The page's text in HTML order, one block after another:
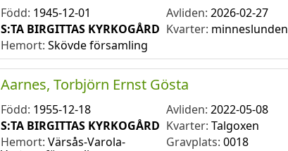
Född: 1945-12-01 Avliden:2026-02-27
S:TA BIRGITTAS KYRKOGÅRD Kvarter: minneslunden
Hemort: Skövde församling
Aarnes, Torbjörn Ernst Gösta
Född: 1955-12-18 Avliden:2022-05-08
S:TA BIRGITTAS KYRKOGÅRD Kvarter:Talgoxen
Hemort: Värsås-Varola-
Gravplats:0018